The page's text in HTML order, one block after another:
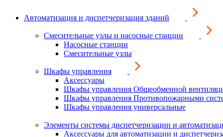
Автоматизация и диспетчеризация зданий
Смесительные узлы и насосные станции
Насосные станции
Смесительные узлы
Шкафы управления
Аксессуары
Шкафы управления Общеобменной
Шкафы управления Противопожарными
Шкафы управления универсальные
Элементы системы диспетчеризации и
Аксессуары для автоматизации и